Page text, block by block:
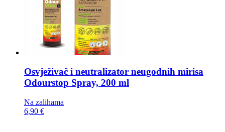
Osvježivač i neutralizator neugodnih mirisa
Odourstop Spray, 200 ml
Na zalihama
6,90 €